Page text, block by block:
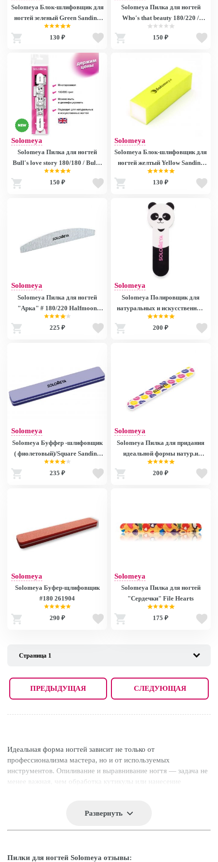
Solomeya Блок-шлифовщик для
ногтей зеленый Green Sanding
Block 1737
130 ₽
Solomeya Пилка для ногтей
Who's that beauty 180/220 /
Who's that beauty Nail File, 1 шт.
150 ₽
Solomeya
Solomeya Пилка для ногтей
Bull's love story 180/180 / Bull's
love story Nail File, 1 шт.
150 ₽
Solomeya
Solomeya Блок-шлифовщик для
ногтей желтый Yellow Sanding
Block 1735
130 ₽
Solomeya
Solomeya Пилка для ногтей
"Арка" # 180/220 Halfmoon
zebra file with logo 261320
225 ₽
Solomeya
Solomeya Полировщик для
натуральных и искусственных
ногтей “Маленькая Панда»
#400/3000 /Llittle Panda Shiner
200 ₽
Solomeya
Solomeya Буффер -шлифовщик
( фиолетовый)/Square Sanding
Sponge #80/80 Violet
235 ₽
Solomeya
Solomeya Пилка для придания
идеальной формы натур.и
исскуств. ногтям "Поцелуй"
180/220грит. 141636
200 ₽
Solomeya
Solomeya Буфер-щлифовщик
#180 261904
290 ₽
Solomeya
Solomeya Пилка для ногтей
"Сердечки" File Hearts
175 ₽
ПРЕДЫДУЩАЯ СЛЕДУЮЩАЯ
Идеальная форма ногтей зависит не только от
профессионализма мастера, но и от используемых
инструментов. Опиливание и выравнивание ногтя — задача не
менее важная, чем обработка кутикулы или нанесение
или шлифовки ногтей. Использовать один и тот же инструмент
Английский бренд Solomeya предлагает большой выбор
Развернуть
Пилки для ногтей Solomeya отзывы: